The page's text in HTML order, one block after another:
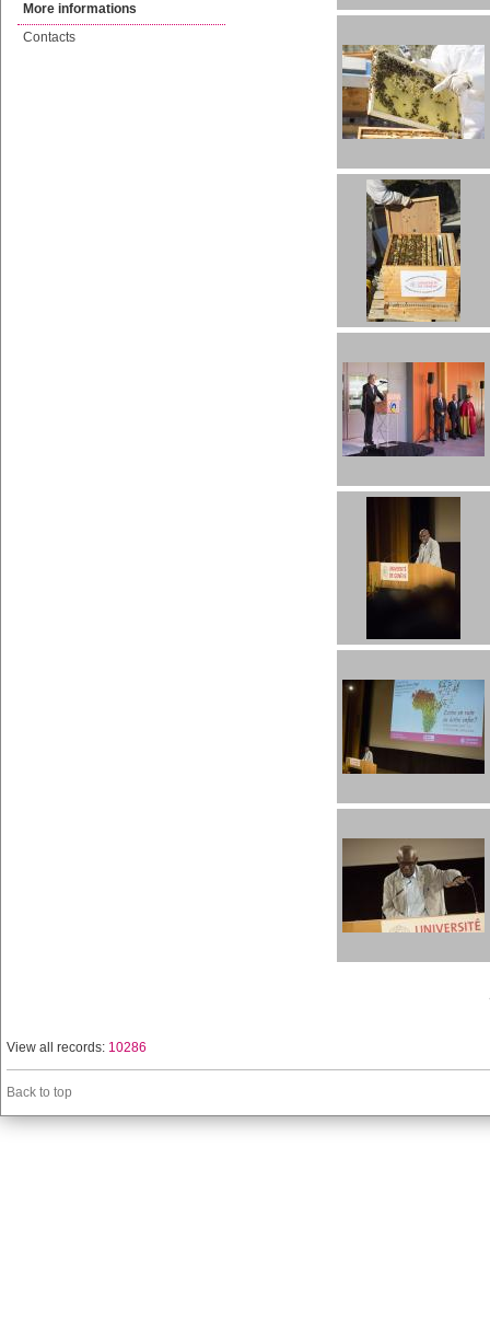
More informations
Contacts
View all records: 10286
Back to top